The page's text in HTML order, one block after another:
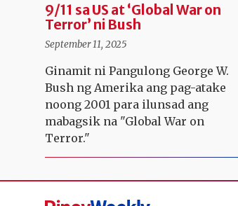
9/11 sa US at ‘Global War on
Terror’ ni Bush
September 11, 2025
Ginamit ni Pangulong George W.
Bush ng Amerika ang pag-atake
noong 2001 para ilunsad ang
mabagsik na "Global War on
Terror."